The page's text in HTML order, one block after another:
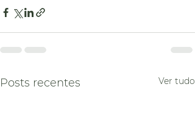
Posts recentes Ver tudo